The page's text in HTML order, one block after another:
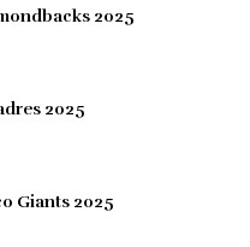
2025
2025
Giants 2025